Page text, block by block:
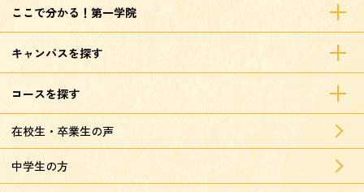
ここで分かる！第一学院
キャンパスを探す
コースを探す
在校生・卒業生の声
中学生の方